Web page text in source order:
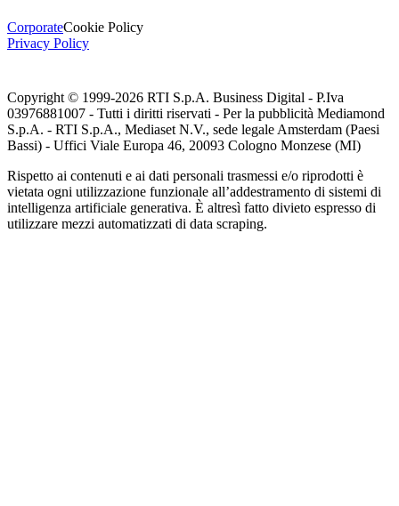
CorporateCookie Policy
Privacy Policy
Copyright © 1999-2026 RTI S.p.A. Business Digital - P.Iva
03976881007 - Tutti i diritti riservati - Per la pubblicità Mediamond
S.p.A. - RTI S.p.A., Mediaset N.V., sede legale Amsterdam (Paesi
Bassi) - Uffici Viale Europa 46, 20093 Cologno Monzese (MI)
Rispetto ai contenuti e ai dati personali trasmessi e/o riprodotti è
vietata ogni utilizzazione funzionale all’addestramento di sistemi di
intelligenza artificiale generativa. È altresì fatto divieto espresso di
utilizzare mezzi automatizzati di data scraping.